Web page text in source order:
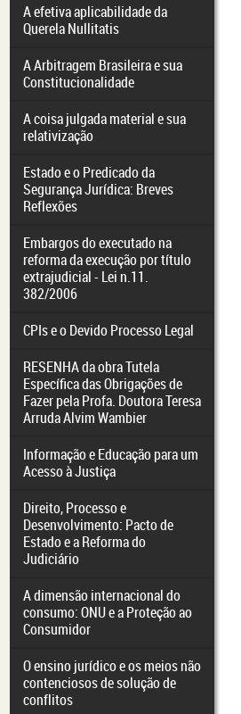
A efetiva aplicabilidade da
Querela Nullitatis
A Arbitragem Brasileira e sua
Constitucionalidade
A coisa julgada material e sua
relativização
Estado e o Predicado da
Segurança Jurídica: Breves
Reflexões
Embargos do executado na
reforma da execução por título
extrajudicial - Lei n.11.
382/2006
CPIs e o Devido Processo Legal
RESENHA da obra Tutela
Específica das Obrigações de
Fazer pela Profa. Doutora Teresa
Arruda Alvim Wambier
Informação e Educação para um
Acesso à Justiça
Direito, Processo e
Desenvolvimento: Pacto de
Estado e a Reforma do
Judiciário
A dimensão internacional do
consumo: ONU e a Proteção ao
Consumidor
O ensino jurídico e os meios não
contenciosos de solução de
conflitos